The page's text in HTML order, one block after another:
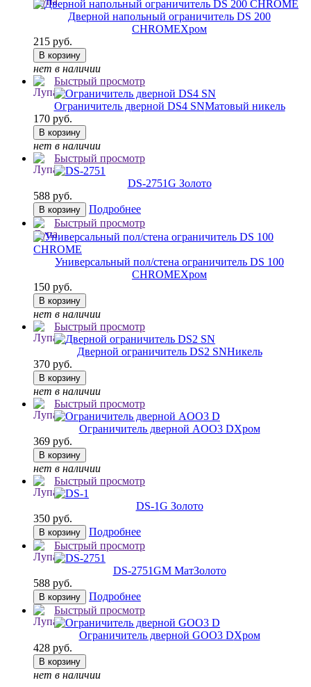
Дверной напольный ограничитель DS 200
CHROMEХром
215 руб.
В корзину
нет в наличии
Быстрый просмотр
Ограничитель дверной DS4 SNМатовый никель
170 руб.
В корзину
нет в наличии
Быстрый просмотр
DS-2751G Золото
588 руб.
В корзину
Подробнее
Быстрый просмотр
Универсальный пол/стена ограничитель DS 100
CHROMEХром
150 руб.
В корзину
нет в наличии
Быстрый просмотр
Дверной ограничитель DS2 SNНикель
370 руб.
В корзину
нет в наличии
Быстрый просмотр
Ограничитель дверной AOO3 DХром
369 руб.
В корзину
нет в наличии
Быстрый просмотр
DS-1G Золото
350 руб.
В корзину
Подробнее
Быстрый просмотр
DS-2751GM МатЗолото
588 руб.
В корзину
Подробнее
Быстрый просмотр
Ограничитель дверной GOO3 DХром
428 руб.
В корзину
нет в наличии